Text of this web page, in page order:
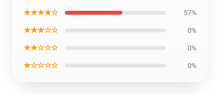
★★★★☆ 57%
★★★☆☆ 0%
★★☆☆☆ 0%
★☆☆☆☆ 0%